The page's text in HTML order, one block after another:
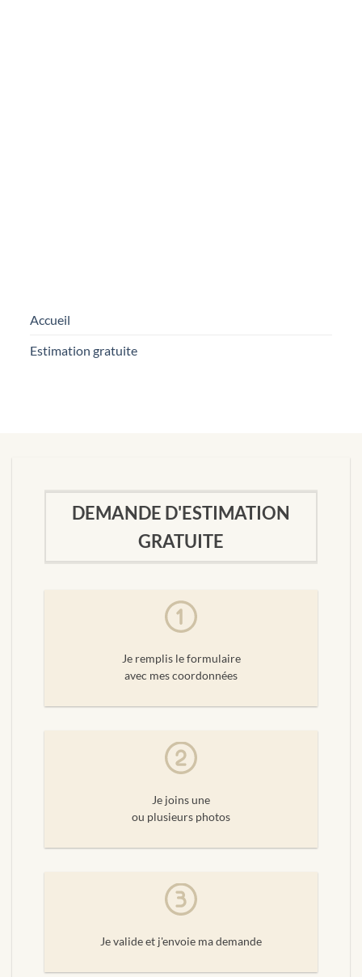
Accueil
Estimation gratuite
DEMANDE D'ESTIMATION
GRATUITE
Je remplis le formulaire
avec mes coordonnées
Je joins une
ou plusieurs photos
Je valide et j'envoie ma demande